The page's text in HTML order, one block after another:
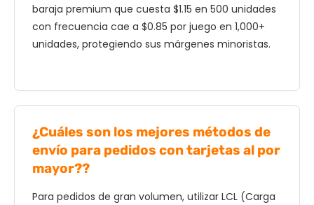
baraja premium que cuesta $1.15 en 500 unidades
con frecuencia cae a $0.85 por juego en 1,000+
unidades, protegiendo sus márgenes minoristas.
¿Cuáles son los mejores métodos de
envío para pedidos con tarjetas al por
mayor??
Para pedidos de gran volumen, utilizar LCL (Carga